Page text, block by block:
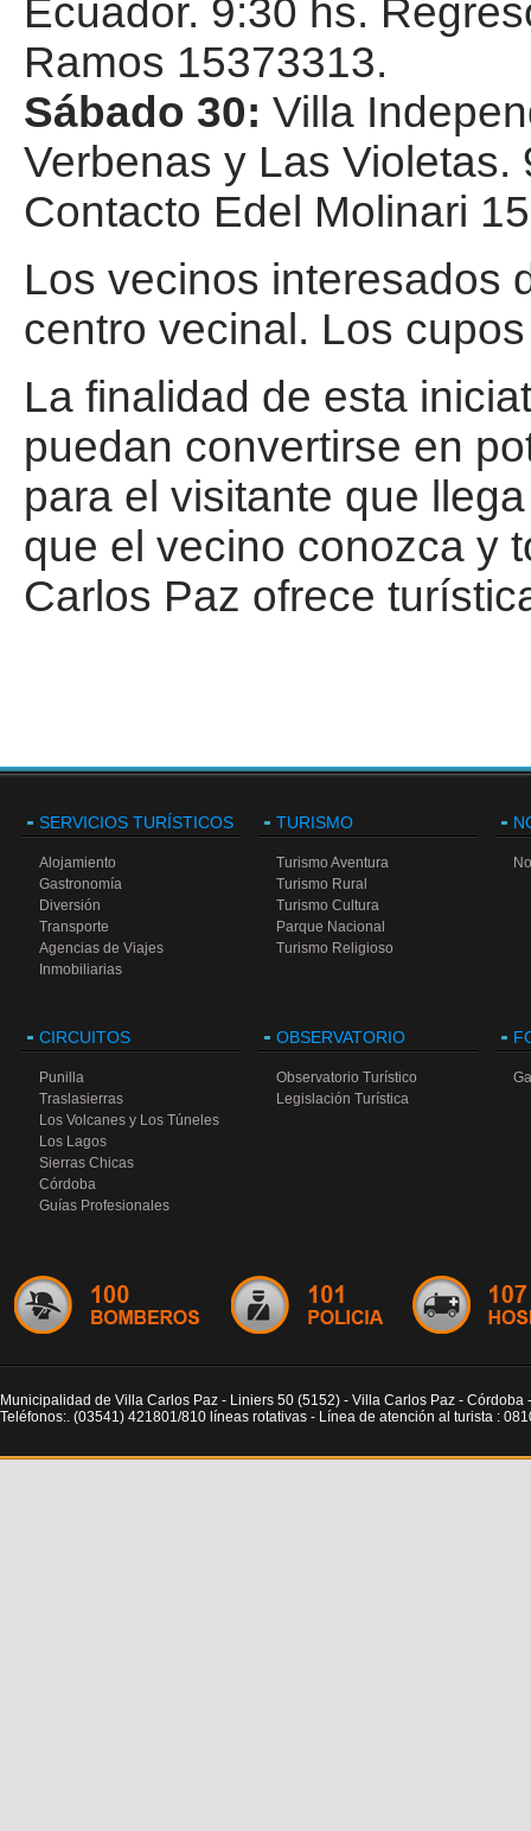
Ecuador. 9:30 hs.
Ramos 15373313.
Sábado 30: Villa
Verbenas y Las
Contacto Edel Molinari
Los vecinos interesados
centro vecinal. Los
La finalidad de esta
puedan convertirse en
para el visitante que
que el vecino conozca y
Carlos Paz ofrece
SERVICIOS TURÍSTICOS
Alojamiento
Gastronomía
Diversión
Transporte
Agencias de Viajes
Inmobiliarias
TURISMO
Turismo Aventura
Turismo Rural
Turismo Cultura
Parque Nacional
Turismo Religioso
CIRCUITOS
Punilla
Traslasierras
Los Volcanes y Los Túneles
Los Lagos
Sierras Chicas
Córdoba
Guías Profesionales
OBSERVATORIO
Observatorio Turístico
Legislación Turística
Municipalidad de Villa Carlos Paz - Liniers 50 (5152) - Villa Carlos Paz - Córdoba
Teléfonos:. (03541) 421801/810 líneas rotativas - Línea de atención al turista :